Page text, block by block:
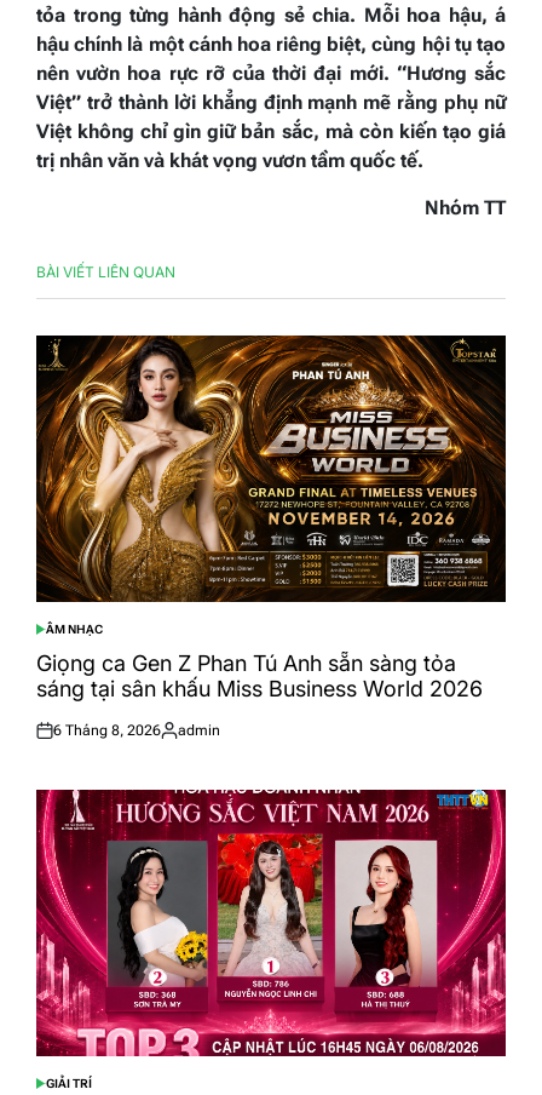
tỏa trong từng hành động sẻ chia. Mỗi hoa hậu, á
hậu chính là một cánh hoa riêng biệt, cùng hội tụ tạo
nên vườn hoa rực rỡ của thời đại mới. “Hương sắc
Việt” trở thành lời khẳng định mạnh mẽ rằng phụ nữ
Việt không chỉ gìn giữ bản sắc, mà còn kiến tạo giá
trị nhân văn và khát vọng vươn tầm quốc tế.
Nhóm TT
BÀI VIẾT LIÊN QUAN
POSTED
IN
ÂM NHẠC
Giọng ca Gen Z Phan Tú Anh sẵn sàng tỏa
sáng tại sân khấu Miss Business World 2026
Posted
6 Tháng 8, 2026
Posted
admin
POSTED
GIẢI TRÍ